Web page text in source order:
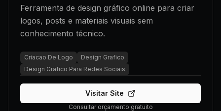
Ferramenta de design gráfico online para criar
logos, posts e materiais visuais sem
conhecimento técnico.
Criacao De Logo
Design Grafico
Design Grafico Para Redes Sociais
Visitar Site
Consultar orçamento gratuito